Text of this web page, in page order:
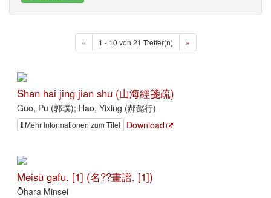
« 1 - 10 von 21 Treffer(n) »
Shan hai jing jian shu (山海經箋疏)
Guo, Pu (郭璞); Hao, Yixing (郝懿行)
Mehr Informationen zum Titel Download
Meisū gafu. [1] (名??畫譜. [1])
Ōhara Minsei